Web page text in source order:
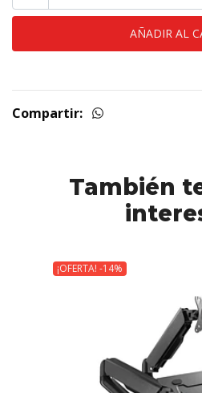
Compartir:
También
¡OFERTA! -14%